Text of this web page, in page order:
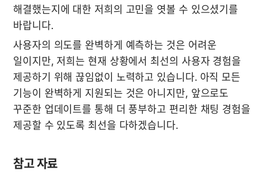
해결했는지에 대한 저희의 고민을 엿볼 수 있으셨기를
바랍니다.
사용자의 의도를 완벽하게 예측하는 것은 어려운
일이지만, 저희는 현재 상황에서 최선의 사용자 경험을
제공하기 위해 끊임없이 노력하고 있습니다. 아직 모든
기능이 완벽하게 지원되는 것은 아니지만, 앞으로도
꾸준한 업데이트를 통해 더 풍부하고 편리한 채팅 경험을
제공할 수 있도록 최선을 다하겠습니다.
참고 자료